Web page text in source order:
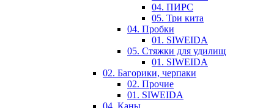
04. ПИРС
05. Три кита
04. Пробки
01. SIWEIDA
05. Стяжки для удилищ
01. SIWEIDA
02. Багорики, черпаки
02. Прочие
01. SIWEIDA
04. Каны